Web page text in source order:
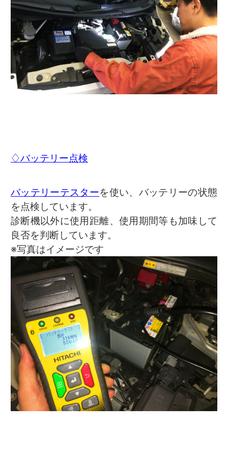
♢バッテリー点検
バッテリーテスターを使い、バッテリーの状態
を点検しています。
診断機以外に使用距離、使用期間等も加味して
良否を判断しています。
※写真はイメージです